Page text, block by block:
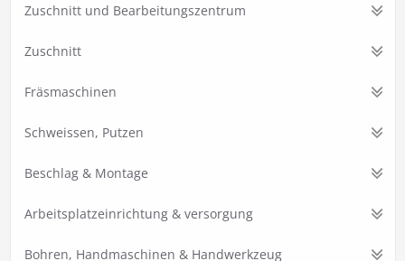
Zuschnitt und Bearbeitungszentrum
Zuschnitt
Fräsmaschinen
Schweissen, Putzen
Beschlag & Montage
Arbeitsplatzeinrichtung & versorgung
Bohren, Handmaschinen & Handwerkzeug